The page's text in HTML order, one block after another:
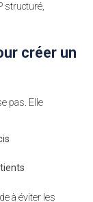
structuré,
créer un
pas. Elle
à éviter les